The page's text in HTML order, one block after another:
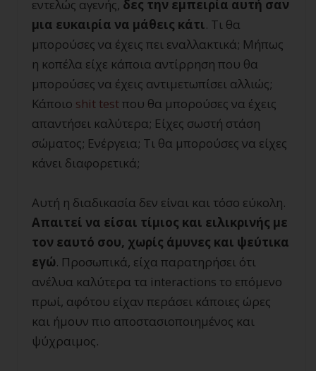
εντελώς αγενής, δες την εμπειρία αυτή σαν
μια ευκαιρία να μάθεις κάτι. Τι θα
μπορούσες να έχεις πει εναλλακτικά; Μήπως
η κοπέλα είχε κάποια αντίρρηση που θα
μπορούσες να έχεις αντιμετωπίσει αλλιώς;
Κάποιο shit testπου θα μπορούσες να έχεις
απαντήσει καλύτερα; Είχες σωστή στάση
σώματος; Ενέργεια; Τι θα μπορούσες να είχες
κάνει διαφορετικά;
Αυτή η διαδικασία δεν είναι και τόσο εύκολη.
Απαιτεί να είσαι τίμιος και ειλικρινής με
τον εαυτό σου, χωρίς άμυνες και ψεύτικα
εγώ. Προσωπικά, είχα παρατηρήσει ότι
ανέλυα καλύτερα τα interactions το επόμενο
πρωί, αφότου είχαν περάσει κάποιες ώρες
και ήμουν πιο αποστασιοποιημένος και
ψύχραιμος.